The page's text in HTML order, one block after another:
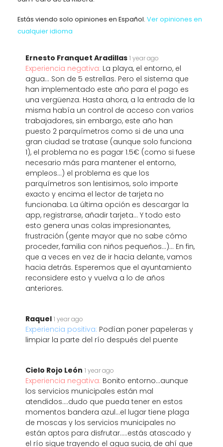
Estás viendo solo opiniones en Español. Ver opiniones en
cualquier idioma
Ernesto Franquet Aradillas 1 year ago
Experiencia negativa: La playa, el entorno, el
agua... Son de 5 estrellas. Pero el sistema que
han implementado este año para el pago es
una vergüenza. Hasta ahora, a la entrada de la
misma había un control de acceso con varios
trabajadores, sin embargo, este año han
puesto 2 parquímetros como si de una una
gran ciudad se tratase (aunque solo funciona
1), el problema no es pagar 1.5€ (como si fuese
necesario más para mantener el entorno,
empleos...) el problema es que los
parquímetros son lentisimos, solo importe
exacto y encima el lector de tarjeta no
funcionaba. La última opción es descargar la
app, registrarse, añadir tarjeta... Y todo esto
esto genera unas colas impresionantes,
frustración (gente mayor que no sabe cómo
proceder, familia con niños pequeños...)... En fin,
que a veces en vez de ir hacia delante, vamos
hacia detrás. Esperemos que el ayuntamiento
reconsidere esto y vuelva a lo de años
anteriores.
Raquel 1 year ago
Experiencia positiva: Podían poner papeleras y
limpiar la parte del río después del puente
Cielo Rojo León 1 year ago
Experiencia negativa: Bonito entorno...aunque
los servicios municipales están mal
atendidos....dudo que pueda tener en estos
momentos bandera azul...el lugar tiene plaga
de moscas y los servicios municipales no
están aptos para disfrutar.....estás atascado y
el río sigue trayendo el agua sucia, de ahí que